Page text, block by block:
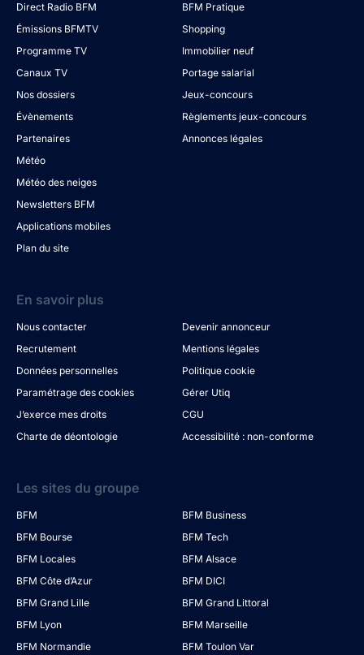
Direct Radio BFM
Émissions BFMTV
Programme TV
Canaux TV
Nos dossiers
Évènements
Partenaires
Météo
Météo des neiges
Newsletters BFM
Applications mobiles
Plan du site
BFM Pratique
Shopping
Immobilier neuf
Portage salarial
Jeux-concours
Règlements jeux-concours
Annonces légales
En savoir plus
Nous contacter
Devenir annonceur
Recrutement
Mentions légales
Données personnelles
Politique cookie
Paramétrage des cookies
Gérer Utiq
J’exerce mes droits
CGU
Charte de déontologie
Accessibilité : non-conforme
Les sites du groupe
BFM
BFM Business
BFM Bourse
BFM Tech
BFM Locales
BFM Alsace
BFM Côte d’Azur
BFM DICI
BFM Grand Lille
BFM Grand Littoral
BFM Lyon
BFM Marseille
BFM Normandie
BFM Toulon Var